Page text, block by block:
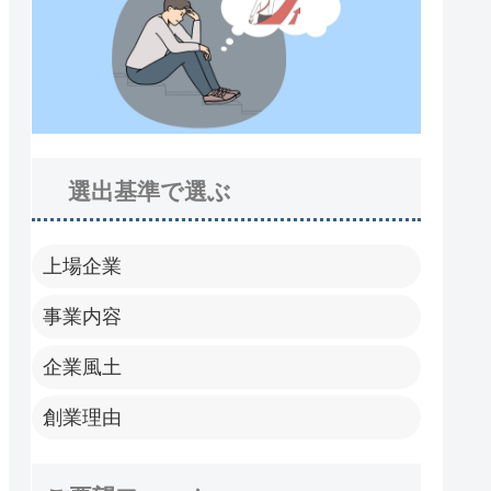
選出基準で選ぶ
上場企業
事業内容
企業風土
創業理由